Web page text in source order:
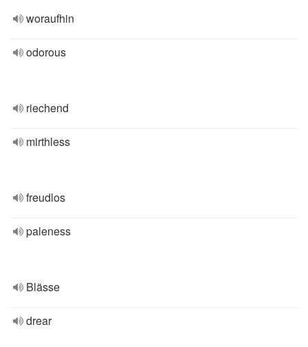
woraufhin
odorous
riechend
mirthless
freudlos
paleness
Blässe
drear